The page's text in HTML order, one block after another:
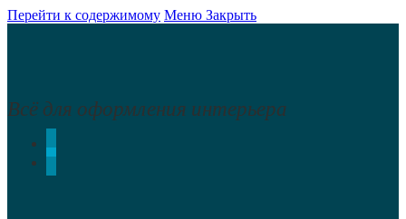
Перейти к содержимому Меню Закрыть
Всё для оформления интерьера